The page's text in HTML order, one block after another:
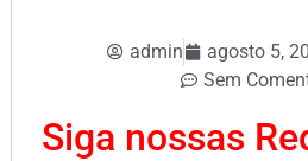
admin agosto 5,
Sem
Siga nossas